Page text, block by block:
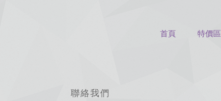
首頁 特價區
聯絡我們